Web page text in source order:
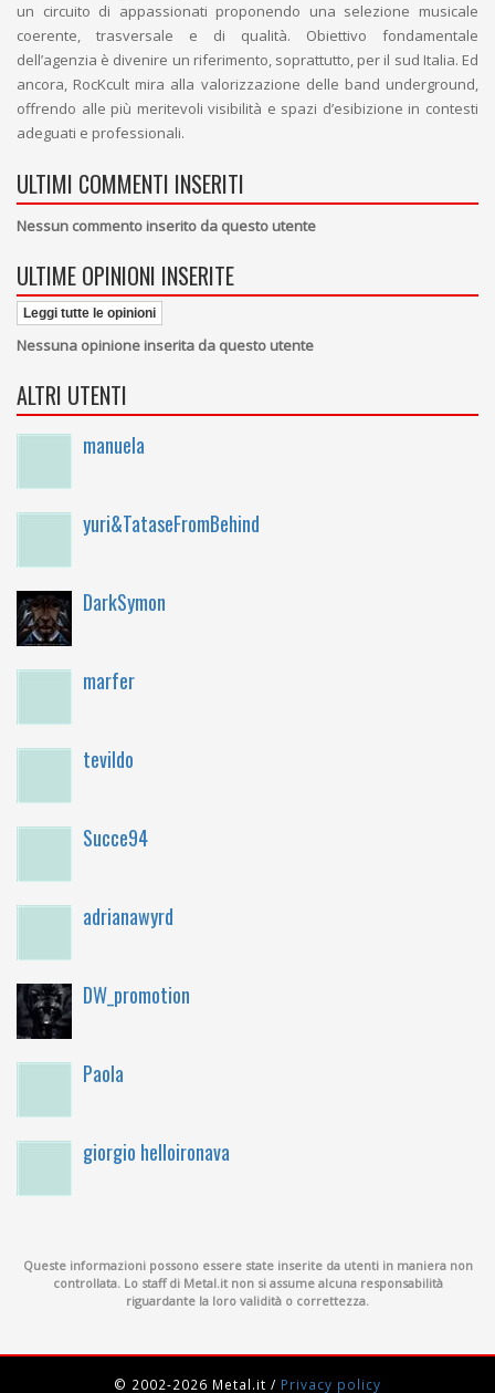
un circuito di appassionati proponendo una selezione musicale
coerente, trasversale e di qualità. Obiettivo fondamentale
dell’agenzia è divenire un riferimento, soprattutto, per il sud Italia. Ed
ancora, RocKcult mira alla valorizzazione delle band underground,
offrendo alle più meritevoli visibilità e spazi d’esibizione in contesti
adeguati e professionali.
ULTIMI COMMENTI INSERITI
Nessun commento inserito da questo utente
ULTIME OPINIONI INSERITE
Leggi tutte le opinioni
Nessuna opinione inserita da questo utente
ALTRI UTENTI
manuela
yuri&TataseFromBehind
DarkSymon
marfer
tevildo
Succe94
adrianawyrd
DW_promotion
Paola
giorgio helloironava
Queste informazioni possono essere state inserite da utenti in maniera non
controllata. Lo staff di Metal.it non si assume alcuna responsabilità
riguardante la loro validità o correttezza.
© 2002-2026 Metal.it / Privacy policy